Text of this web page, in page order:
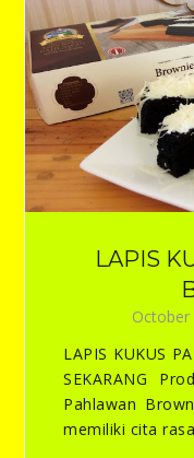
LAPIS
October
LAPIS KUKUS
SEKARANG
Pahlawan
memiliki cita